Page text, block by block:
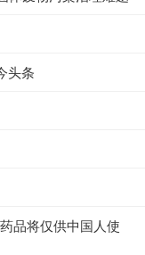
头条
品将仅供中国人使